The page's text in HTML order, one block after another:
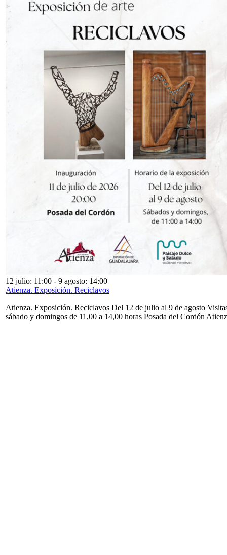
12 julio: 11:00 - 9 agosto: 14:00
Atienza. Exposición. Reciclavos
Atienza. Exposición. Reciclavos Del 12 de julio al 9 de agosto
sábado y domingos de 11,00 a 14,00 horas Posada del Cordón